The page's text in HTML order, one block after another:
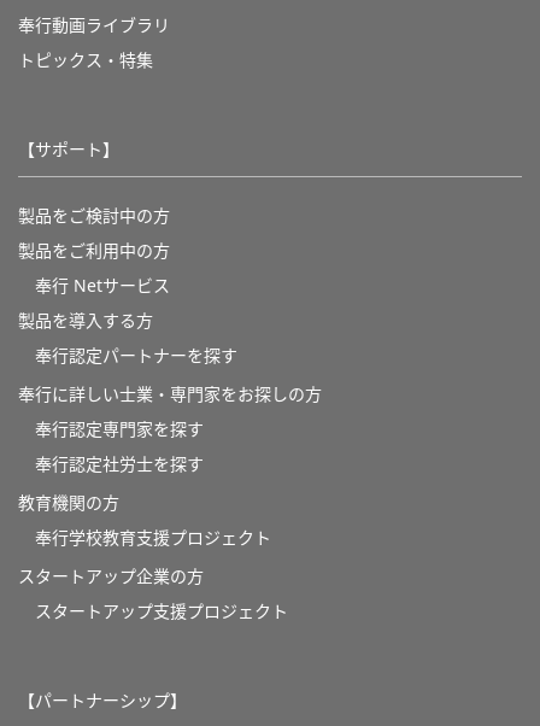
奉行動画ライブラリ
トピックス・特集
【サポート】
製品をご検討中の方
製品をご利用中の方
奉行 Netサービス
製品を導入する方
奉行認定パートナーを探す
奉行に詳しい士業・専門家をお探しの方
奉行認定専門家を探す
奉行認定社労士を探す
教育機関の方
奉⾏学校教育⽀援プロジェクト
スタートアップ企業の方
スタートアップ支援プロジェクト
【パートナーシップ】